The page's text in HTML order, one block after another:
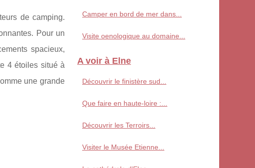
de camping.
Pour un
spacieux,
4 étoiles situé à
une grande
Camper en bord de mer dans...
Visite oenologique au domaine...
A voir à Elne
Découvrir le finistère sud...
Que faire en haute-loire :...
Découvrir les Terroirs...
Visiter le Musée Etienne...